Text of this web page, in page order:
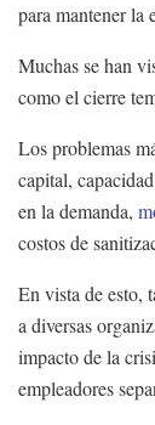
para mantener la
Muchas se han
como el cierre
Los problemas
capital,
en la demanda,
costos de
En vista de esto,
a diversas
impacto de la
empleadores